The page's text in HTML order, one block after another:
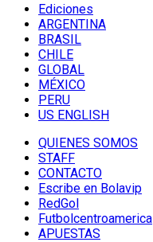
Ediciones
ARGENTINA
BRASIL
CHILE
GLOBAL
MÉXICO
PERU
US ENGLISH
QUIENES SOMOS
STAFF
CONTACTO
Escribe en Bolavip
RedGol
Futbolcentroamerica
APUESTAS